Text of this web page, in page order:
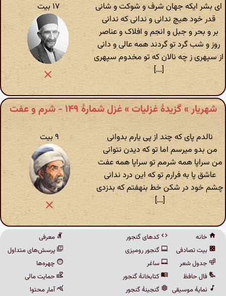
ای بشر ایکه جهان شرف و شوکت و شانی
قدر خود هیچ ندانی و ندانی که ندانی
بر و بحر و جبل و انجم و افلاک و عناصر
روز و شب گرد تو گردند همه عالی و دانی
از سپهری ز چه نالان که تو مخدوم سپهری
[...]
۱۷ بیت
شهریار » گزیدهٔ غزلیات » غزل شمارهٔ ۱۴۹ - شرم و عفت
نالدم پای که چند از پی یارم بدوانی
من بدو میرسم اما تو که دیدن نتوانی
من سراپا همه شرمم تو سراپا همه عفت
عاشق پا به فرارم تو که این درد ندانی
چشم خود در شکن خط بنهفتم که بدزدی
[...]
۹ بیت
خانه
بیت تصادفی
جدول شعر
فال حافظ
نمایهٔ موسیقی
کدهای گنجور
گنجور رومیزی
ساغر
کتابخانهٔ گنجور
گنجینهٔ گنجور
معرفی
پرسش‌های متداول
چهره‌ها
حمایت مالی
آمار محتوا